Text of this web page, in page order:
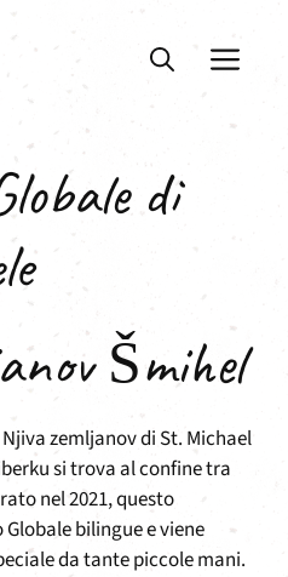
di
Šmihel
zemljanov di St. Michael
si trova al confine tra
nel 2021, questo
bilingue e viene
da tante piccole mani.